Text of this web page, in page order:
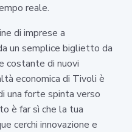
reale.
di imprese a
un semplice biglietto da
costante di nuovi
economica di Tivoli è
una forte spinta verso
è far sì che la tua
cerchi innovazione e